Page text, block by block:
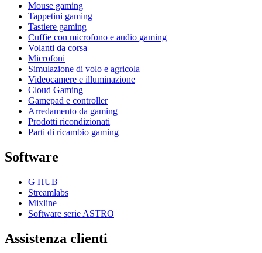
Mouse gaming
Tappetini gaming
Tastiere gaming
Cuffie con microfono e audio gaming
Volanti da corsa
Microfoni
Simulazione di volo e agricola
Videocamere e illuminazione
Cloud Gaming
Gamepad e controller
Arredamento da gaming
Prodotti ricondizionati
Parti di ricambio gaming
Software
G HUB
Streamlabs
Mixline
Software serie ASTRO
Assistenza clienti